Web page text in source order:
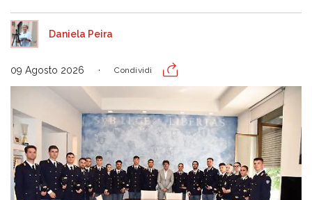
Daniela Peira
09 Agosto 2026 Condividi